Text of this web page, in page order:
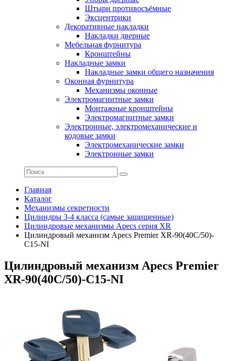
Штыри противосъёмные
Эксцентрики
Декоративные накладки
Накладки дверные
Мебельная фурнитура
Кронштейны
Накладные замки
Накладные замки общего назначения
Оконная фурнитура
Механизмы оконные
Электромагнитные замки
Монтажные кронштейны
Электромагнитные замки
Электронные, электромеханические и
кодовые замки
Электромеханические замки
Электронные замки
Главная
Каталог
Механизмы секретности
Цилиндры 3-4 класса (самые защищенные)
Цилиндровые механизмы Apecs серия XR
Цилиндровый механизм Apecs Premier XR-90(40C/50)-
C15-NI
Цилиндровый механизм Apecs Premier
XR-90(40C/50)-C15-NI